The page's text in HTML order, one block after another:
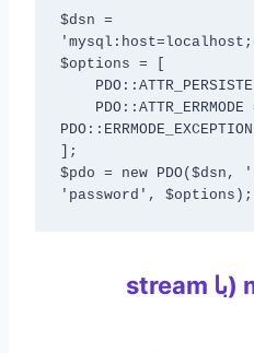
$dsn =
$options = [
PDO::ERRMODE_EXCEPTION
];
$pdo = new PDO($dsn,
2. استفاده از mysqli (با stream